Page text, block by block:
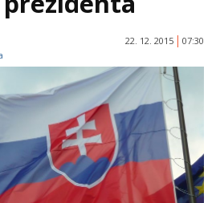
22. 12. 2015 07:30